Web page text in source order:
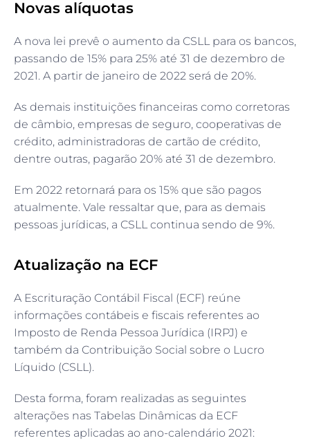
Novas alíquotas
A nova lei prevê o aumento da CSLL para os bancos,
passando de 15% para 25% até 31 de dezembro de
2021. A partir de janeiro de 2022 será de 20%.
As demais instituições financeiras como corretoras
de câmbio, empresas de seguro, cooperativas de
crédito, administradoras de cartão de crédito,
dentre outras, pagarão 20% até 31 de dezembro.
Em 2022 retornará para os 15% que são pagos
atualmente. Vale ressaltar que, para as demais
pessoas jurídicas, a CSLL continua sendo de 9%.
Atualização na ECF
A Escrituração Contábil Fiscal (ECF) reúne
informações contábeis e fiscais referentes ao
Imposto de Renda Pessoa Jurídica (IRPJ) e
também da Contribuição Social sobre o Lucro
Líquido (CSLL).
Desta forma, foram realizadas as seguintes
alterações nas Tabelas Dinâmicas da ECF
referentes aplicadas ao ano-calendário 2021: